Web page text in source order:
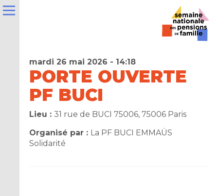
mardi 26 mai 2026 - 14:18
PORTE OUVERTE
PF BUCI
Lieu :31 rue de BUCI 75006, 75006 Paris
Organisé par : La PF BUCI EMMAÜS
Solidarité